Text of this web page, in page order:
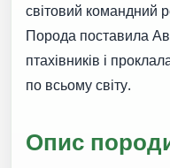
світовий командний
Порода поставила
птахівників і
по всьому світу.
Опис